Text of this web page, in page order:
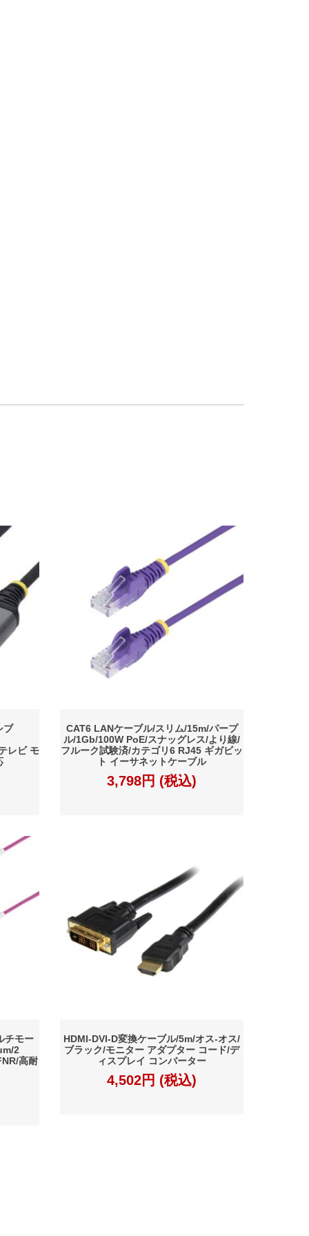
ブ
レビ モ
CAT6 LANケーブル/スリム/15m/パープ
ル/1Gb/100W PoE/スナッグレス/より線/
フルーク試験済/カテゴリ6 RJ45 ギガビッ
ト イーサネットケーブル
3,798円 (税込)
チモー
2
高耐
HDMI-DVI-D変換ケーブル/5m/オス-オス/
ブラック/モニター アダプター コード/デ
ィスプレイ コンバーター
4,502円 (税込)